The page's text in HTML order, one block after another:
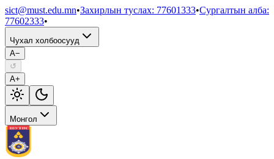
sict@must.edu.mn•Захирлын туслах: 77601333•Сургалтын алба:
77602333•
Чухал холбоосууд
A−
↺
A+
Монгол